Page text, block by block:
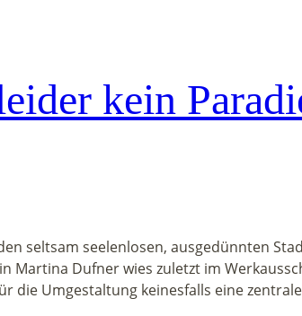
kein
seltsam seelenlosen, ausgedünnten
Martina Dufner wies zuletzt im
die Umgestaltung keinesfalls eine